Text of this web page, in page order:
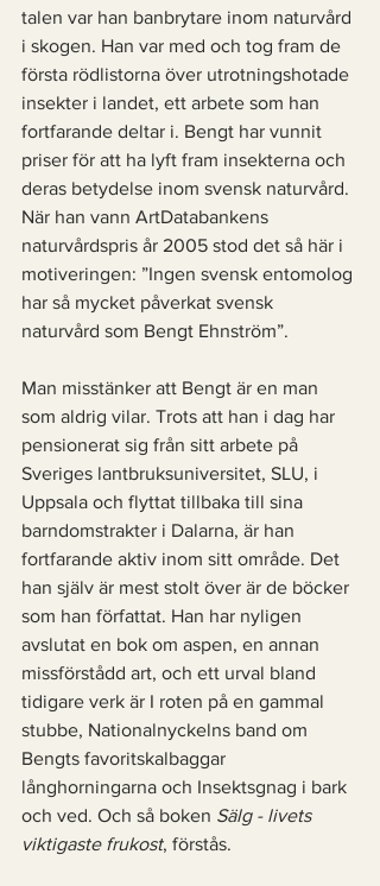
talen var han banbrytare inom naturvård
i skogen. Han var med och tog fram de
första rödlistorna över utrotningshotade
insekter i landet, ett arbete som han
fortfarande deltar i. Bengt har vunnit
priser för att ha lyft fram insekterna och
deras betydelse inom svensk naturvård.
När han vann ArtDatabankens
naturvårdspris år 2005 stod det så här i
motiveringen: ”Ingen svensk entomolog
har så mycket påverkat svensk
naturvård som Bengt Ehnström”.
Man misstänker att Bengt är en man
som aldrig vilar. Trots att han i dag har
pensionerat sig från sitt arbete på
Sveriges lantbruksuniversitet, SLU, i
Uppsala och flyttat tillbaka till sina
barndomstrakter i Dalarna, är han
fortfarande aktiv inom sitt område. Det
han själv är mest stolt över är de böcker
som han författat. Han har nyligen
avslutat en bok om aspen, en annan
missförstådd art, och ett urval bland
tidigare verk är I roten på en gammal
stubbe, Nationalnyckelns band om
Bengts favoritskalbaggar
långhorningarna och Insektsgnag i bark
och ved. Och så boken Sälg - livets
viktigaste frukost, förstås.